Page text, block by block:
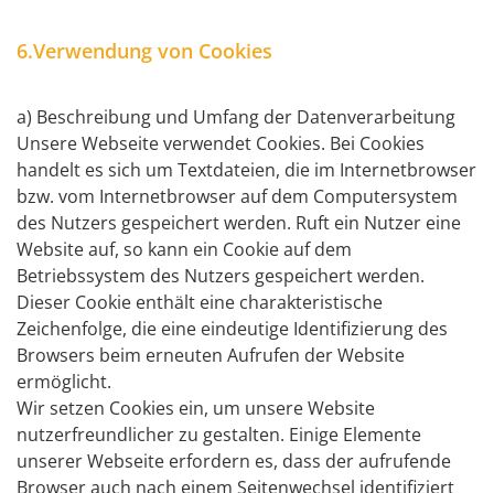
6.Verwendung von Cookies
a) Beschreibung und Umfang der Datenverarbeitung
Unsere Webseite verwendet Cookies. Bei Cookies
handelt es sich um Textdateien, die im Internetbrowser
bzw. vom Internetbrowser auf dem Computersystem
des Nutzers gespeichert werden. Ruft ein Nutzer eine
Website auf, so kann ein Cookie auf dem
Betriebssystem des Nutzers gespeichert werden.
Dieser Cookie enthält eine charakteristische
Zeichenfolge, die eine eindeutige Identifizierung des
Browsers beim erneuten Aufrufen der Website
ermöglicht.
Wir setzen Cookies ein, um unsere Website
nutzerfreundlicher zu gestalten. Einige Elemente
unserer Webseite erfordern es, dass der aufrufende
Browser auch nach einem Seitenwechsel identifiziert